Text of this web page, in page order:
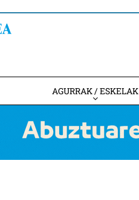
AGURRAK / ESKELAK